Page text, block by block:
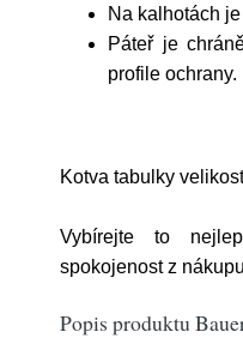
Na kalhotách
Páteř je
profile ochrany.
Kotva tabulky
Vybírejte to
spokojenost z
Popis produktu